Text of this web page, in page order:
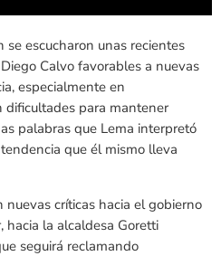
escucharon unas recientes
Calvo favorables a nuevas
especialmente en
dificultades para mantener
palabras que Lema interpretó
que él mismo lleva
nuevas críticas hacia el gobierno
hacia la alcaldesa Goretti
seguirá reclamando